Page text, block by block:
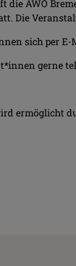
die AWO
Die
sich per
gerne
ermöglicht